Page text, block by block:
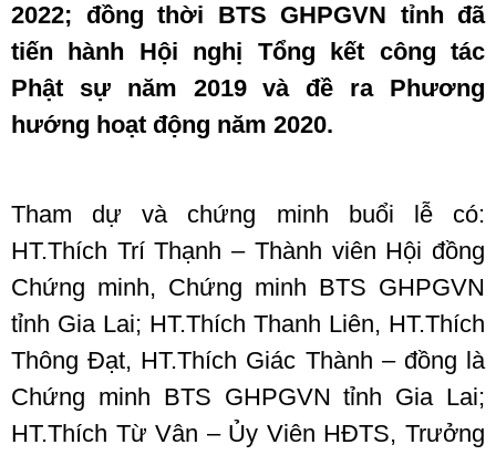
2022; đồng thời BTS GHPGVN tỉnh đã
tiến hành Hội nghị Tổng kết công tác
Phật sự năm 2019 và đề ra Phương
hướng hoạt động năm 2020.
Tham dự và chứng minh buổi lễ có:
HT.Thích Trí Thạnh – Thành viên Hội đồng
Chứng minh, Chứng minh BTS GHPGVN
tỉnh Gia Lai; HT.Thích Thanh Liên, HT.Thích
Thông Đạt, HT.Thích Giác Thành – đồng là
Chứng minh BTS GHPGVN tỉnh Gia Lai;
HT.Thích Từ Vân – Ủy Viên HĐTS, Trưởng